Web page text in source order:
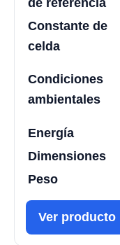
Constante de
celda
Condiciones
ambientales
Energía
Dimensiones
Peso
Ver producto